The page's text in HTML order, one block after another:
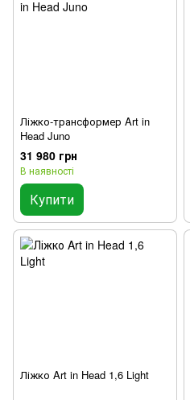
Ліжко-трансформер Art in
Head Juno
31 980 грн
В наявності
Купити
Ліжко Art in Head 1,6 Light